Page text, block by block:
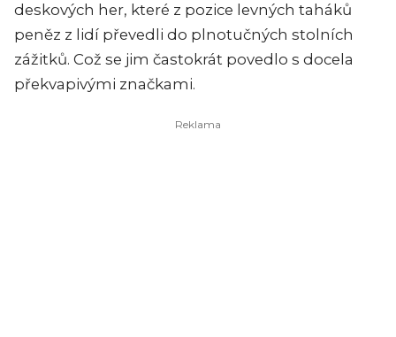
deskových her, které z pozice levných taháků
peněz z lidí převedli do plnotučných stolních
zážitků. Což se jim častokrát povedlo s docela
překvapivými značkami.